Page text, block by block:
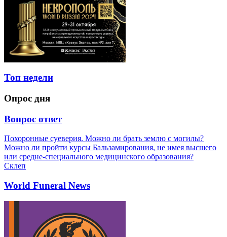
Топ недели
Опрос дня
Вопрос ответ
Похоронные суеверия. Можно ли брать землю с могилы?
Можно ли пройти курсы Бальзамирования, не имея высшего
или средне-специального медицинского образования?
Склеп
World Funeral News